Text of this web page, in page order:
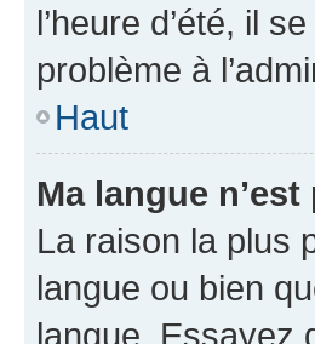
l’heure d’été, il
problème à
Haut
Ma langue
La raison la plus
langue ou bien
langue. Essayez